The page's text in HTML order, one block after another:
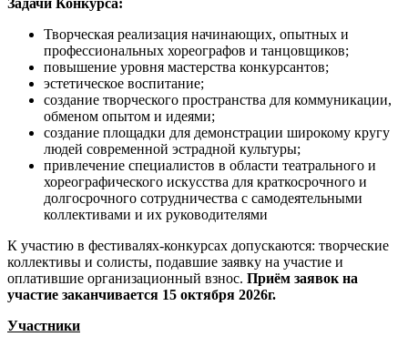
Творческая реализация начинающих, опытных и
профессиональных хореографов и танцовщиков;
повышение уровня мастерства конкурсантов;
эстетическое воспитание;
создание творческого пространства для коммуникации,
обменом опытом и идеями;
создание площадки для демонстрации широкому кругу
людей современной эстрадной культуры;
привлечение специалистов в области театрального и
хореографического искусства для краткосрочного и
долгосрочного сотрудничества с самодеятельными
коллективами и их руководителями
К участию в фестивалях-конкурсах допускаются: творческие
коллективы и солисты, подавшие заявку на участие и
оплатившие организационный взнос. Приём заявок на
участие заканчивается 15 октября 2026г.
Участники